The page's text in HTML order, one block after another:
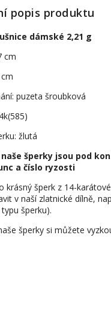
popis produktu
dámské 2,21 g
cm
puzeta šroubková
žlutá
naše šperky jsou pod
a číslo ryzosti
krásný šperk z 14-
v naší zlatnické dílně,
šperku).
šperky si můžete